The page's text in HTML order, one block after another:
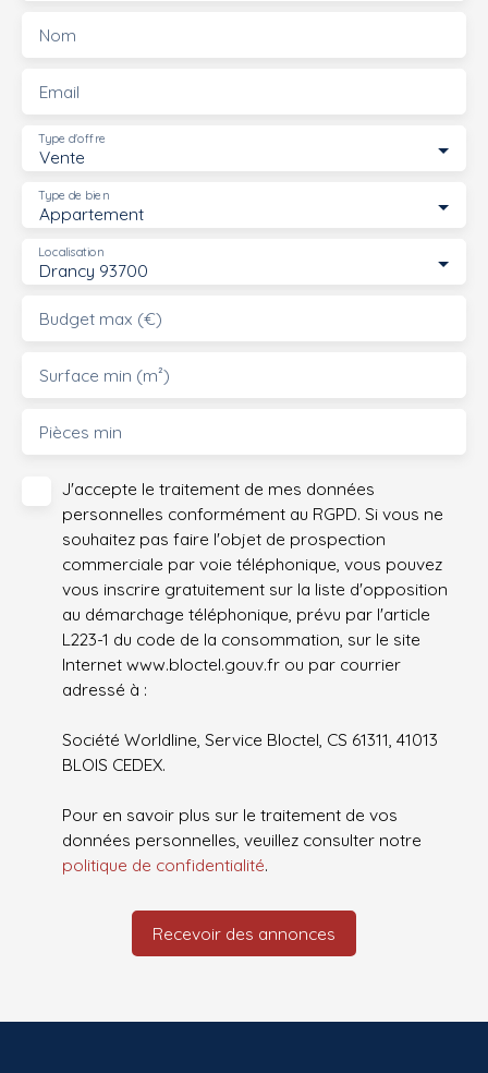
Nom
Email
Vente
Type d'offre
Appartement
Type de bien
Drancy 93700
Localisation
Budget max (€)
Surface min (m²)
Pièces min
J'accepte le traitement de mes données
personnelles conformément au RGPD. Si vous ne
souhaitez pas faire l'objet de prospection
commerciale par voie téléphonique, vous pouvez
vous inscrire gratuitement sur la liste d'opposition
au démarchage téléphonique, prévu par l'article
L223-1 du code de la consommation, sur le site
Internet www.bloctel.gouv.fr ou par courrier
adressé à :
Société Worldline, Service Bloctel, CS 61311, 41013
BLOIS CEDEX.
Pour en savoir plus sur le traitement de vos
données personnelles, veuillez consulter notre
politique de confidentialité.
Recevoir des annonces